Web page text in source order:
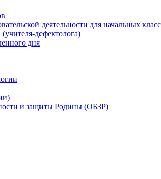
деятельности для начальных
дефектолога)
дня
и защиты Родины (ОБЗР)